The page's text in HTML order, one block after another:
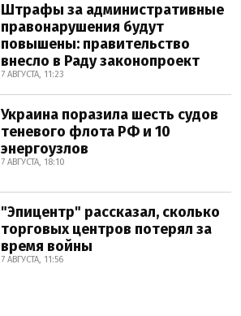
Штрафы за административные
правонарушения будут
повышены: правительство
внесло в Раду законопроект
7 АВГУСТА, 11:23
Украина поразила шесть судов
теневого флота РФ и 10
энергоузлов
7 АВГУСТА, 18:10
"Эпицентр" рассказал, сколько
торговых центров потерял за
время войны
7 АВГУСТА, 11:56